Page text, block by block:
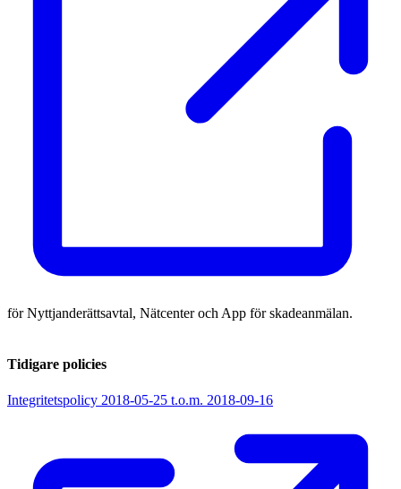
för Nyttjanderättsavtal, Nätcenter och App för skadeanmälan.
Tidigare policies
Integritetspolicy 2018-05-25 t.o.m. 2018-09-16